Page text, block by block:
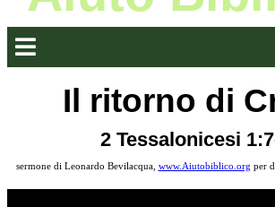
Il ritorno di
2 Tessalonicesi
sermone di Leonardo Bevilacqua, www.Aiutobiblico.org per